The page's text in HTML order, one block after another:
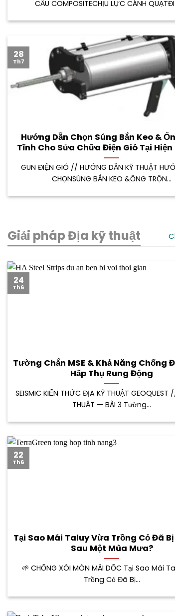
CẤU COMPOSITECHỊU LỰC CÁNH
Hướng Dẫn Chọn Súng Bắn Keo &
Tĩnh Cho Sửa Chữa Điện Gió Tại
GUN ĐIỆN GIÓ // HƯỚNG DẪN KỸ THUẬT
CHỌNSÚNG BẮN KEO &ỐNG TRỘN...
28
Th7
Giải pháp Địa kỹ thuật
Tường Chắn MSE & Khả Năng Chống
Hấp Thụ Rung Động
SEISMIC KIẾN THỨC ĐỊA KỸ THUẬT GEOQUEST
THUẬT — BÀI 3 Tường...
24
Th6
Tại Sao Mái Taluy Vừa Trồng Cỏ Đã
Sau Một Mùa Mưa?
🌱 CHỐNG XÓI MÒN MÁI DỐC Tại Sao Mái
Trồng Cỏ Đã Bị...
22
Th6